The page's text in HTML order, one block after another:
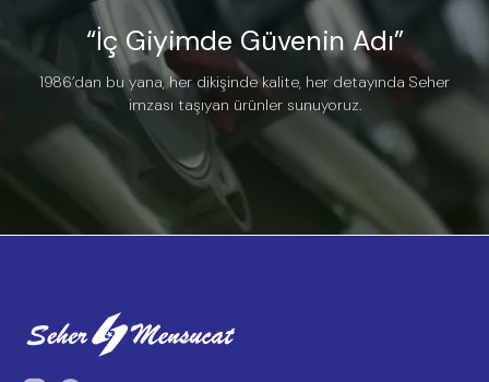
“İç Giyimde Güvenin Adı”
1986’dan bu yana, her dikişinde kalite, her detayında Seher
imzası taşıyan ürünler sunuyoruz.